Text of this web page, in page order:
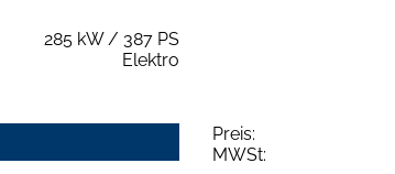
285 kW / 387 PS
Elektro
Preis:
MWSt: